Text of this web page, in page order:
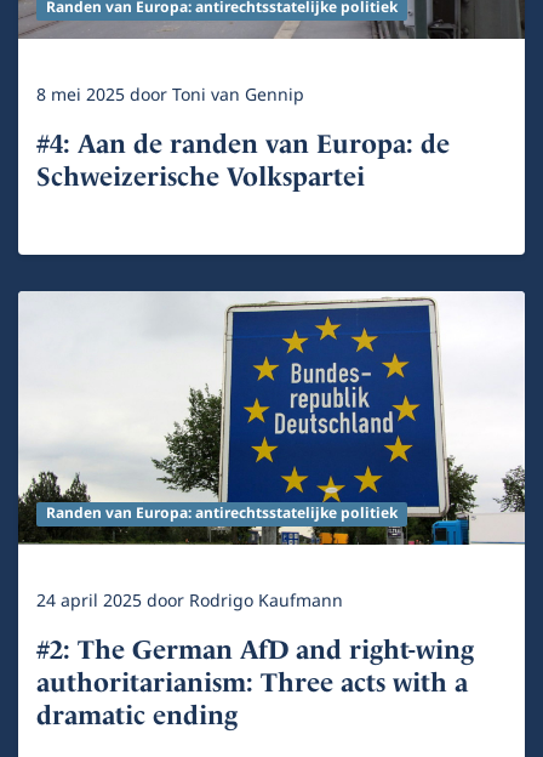
Randen van Europa: antirechtsstatelijke politiek
8 mei 2025doorToni van Gennip
#4: Aan de randen van Europa: de
Schweizerische Volkspartei
Randen van Europa: antirechtsstatelijke politiek
24 april 2025door Rodrigo Kaufmann
#2: The German AfD and right-wing
authoritarianism: Three acts with a
dramatic ending